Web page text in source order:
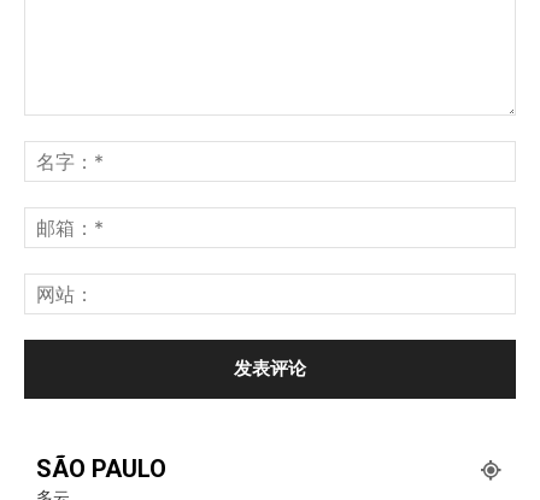
SÃO PAULO